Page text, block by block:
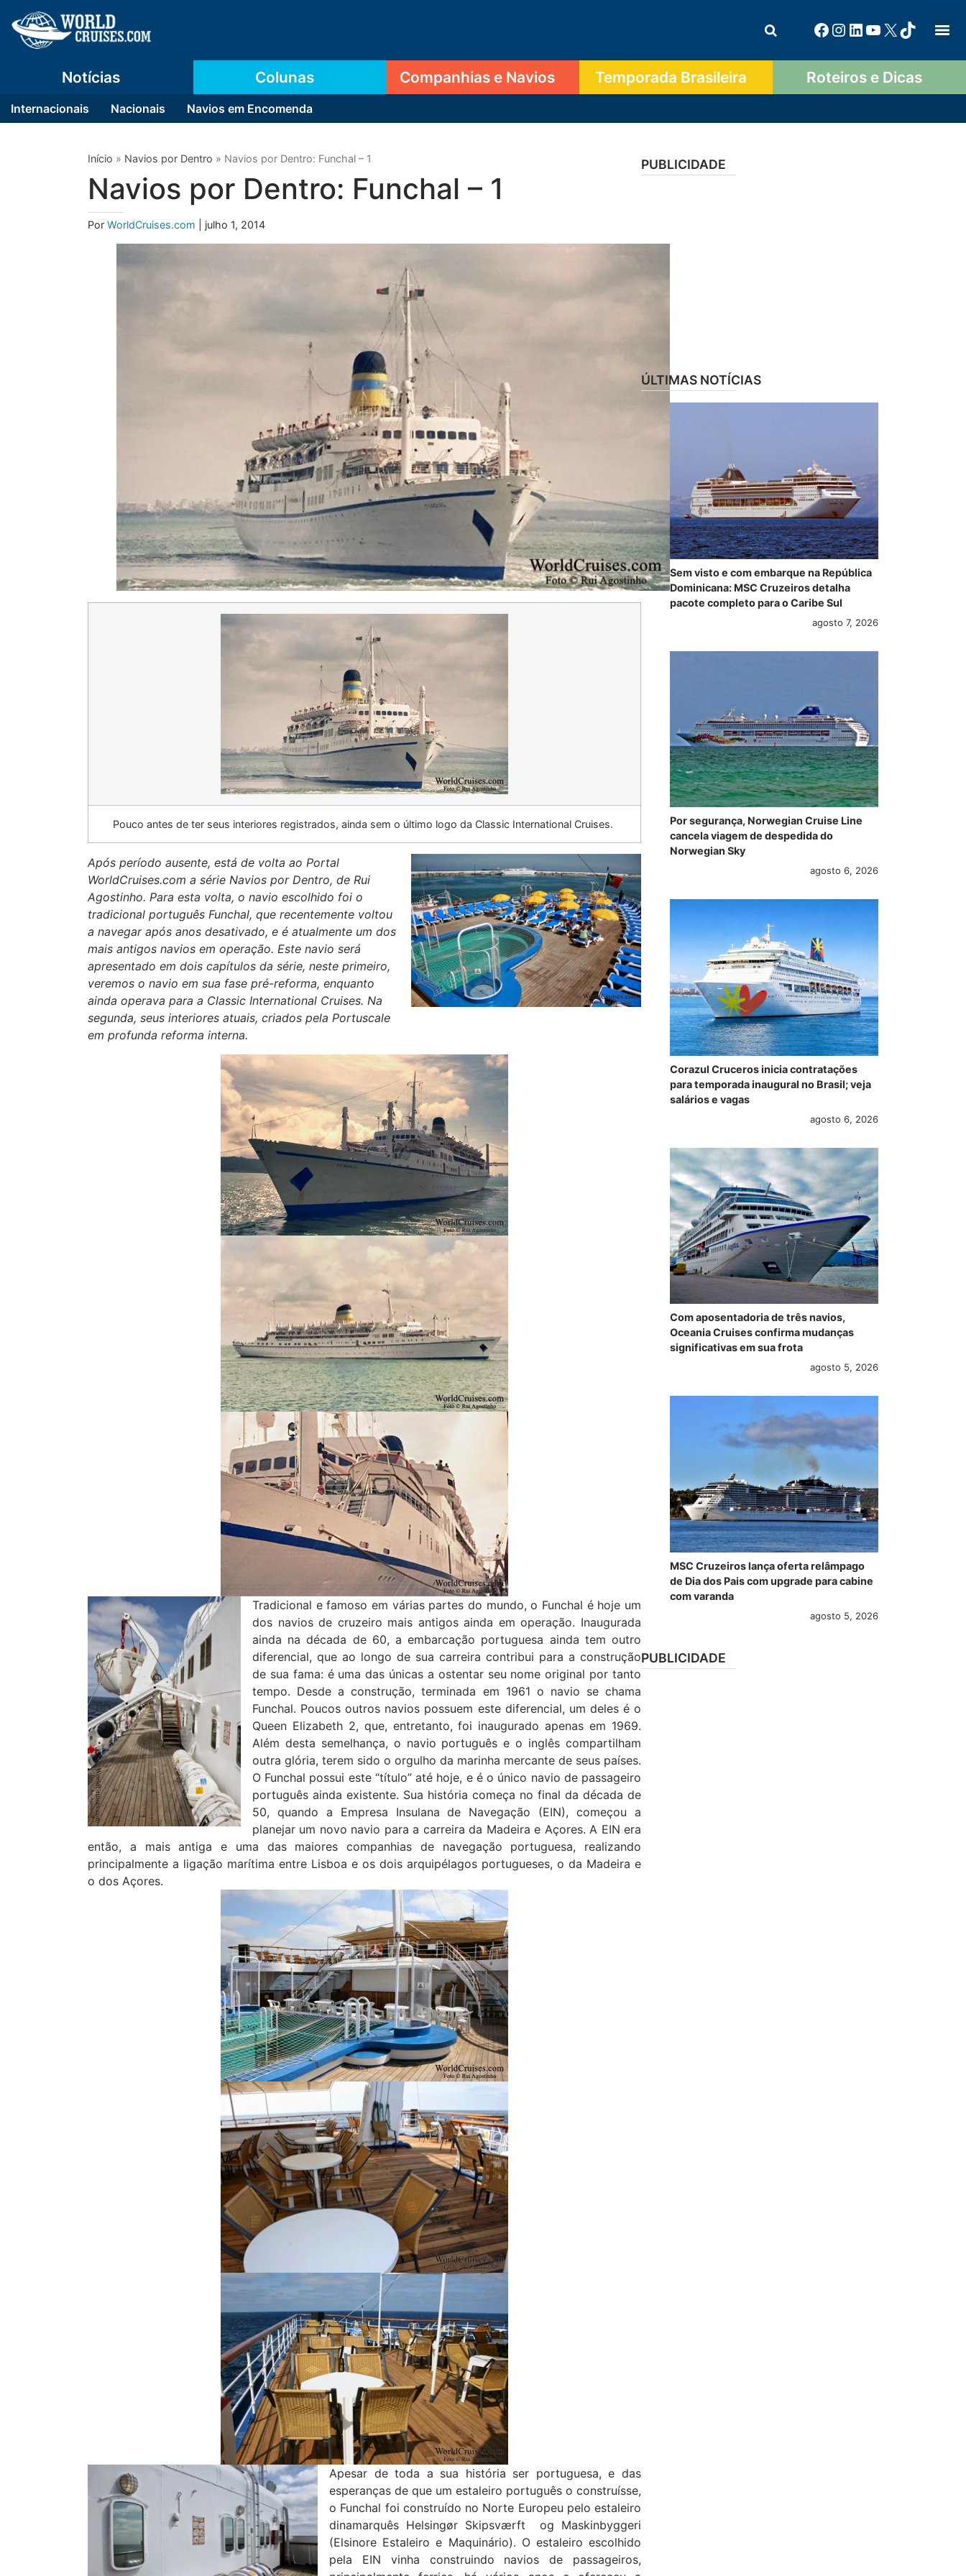
Notícias
Internacionais Nacionais Navios em Encomenda
Colunas Companhias e Navios Temporada Brasileira Roteiros e Dicas
Início » Navios por Dentro » Navios por Dentro: Funchal – 1
Navios por Dentro: Funchal – 1
Por WorldCruises.com | julho 1, 2014
Pouco antes de ter seus interiores registrados, ainda sem o último logo da Classic International Cruises.
Após período ausente, está de volta ao Portal
WorldCruises.com a série Navios por Dentro, de Rui
Agostinho. Para esta volta, o navio escolhido foi o
tradicional português Funchal, que recentemente voltou
a navegar após anos desativado, e é atualmente um dos
mais antigos navios em operação. Este navio será
apresentado em dois capítulos da série, neste primeiro,
veremos o navio em sua fase pré-reforma, enquanto
ainda operava para a Classic International Cruises. Na
segunda, seus interiores atuais, criados pela Portuscale
em profunda reforma interna.
Tradicional e famoso em várias partes do mundo, o Funchal é hoje um
dos navios de cruzeiro mais antigos ainda em operação. Inaugurada
ainda na década de 60, a embarcação portuguesa ainda tem outro
diferencial, que ao longo de sua carreira contribui para a construção
de sua fama: é uma das únicas a ostentar seu nome original por tanto
tempo. Desde a construção, terminada em 1961 o navio se chama
Funchal. Poucos outros navios possuem este diferencial, um deles é o
Queen Elizabeth 2, que, entretanto, foi inaugurado apenas em 1969.
Além desta semelhança, o navio português e o inglês compartilham
outra glória, terem sido o orgulho da marinha mercante de seus países.
O Funchal possui este “título” até hoje, e é o único navio de passageiro
português ainda existente. Sua história começa no final da década de
50, quando a Empresa Insulana de Navegação (EIN), começou a
planejar um novo navio para a carreira da Madeira e Açores. A EIN era
então, a mais antiga e uma das maiores companhias de navegação portuguesa, realizando
principalmente a ligação marítima entre Lisboa e os dois arquipélagos portugueses, o da Madeira e
o dos Açores.
Apesar de toda a sua história ser portuguesa, e das
esperanças de que um estaleiro português o construísse,
o Funchal foi construído no Norte Europeu pelo estaleiro
dinamarquês Helsingør Skipsværft og Maskinbyggeri
(Elsinore Estaleiro e Maquinário). O estaleiro escolhido
pela EIN vinha construindo navios de passageiros,
PUBLICIDADE
ÚLTIMAS NOTÍCIAS
Sem visto e com embarque na República
Dominicana: MSC Cruzeiros detalha
pacote completo para o Caribe Sul
agosto 7, 2026
Por segurança, Norwegian Cruise Line
cancela viagem de despedida do
Norwegian Sky
agosto 6, 2026
Corazul Cruceros inicia contratações
para temporada inaugural no Brasil; veja
salários e vagas
agosto 6, 2026
Com aposentadoria de três navios,
Oceania Cruises confirma mudanças
significativas em sua frota
agosto 5, 2026
MSC Cruzeiros lança oferta relâmpago
de Dia dos Pais com upgrade para cabine
com varanda
agosto 5, 2026
PUBLICIDADE